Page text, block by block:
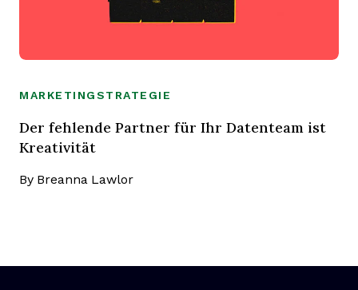
MARKETINGSTRATEGIE
Der fehlende Partner für Ihr Datenteam ist
Kreativität
By Breanna Lawlor